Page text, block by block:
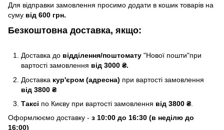
Для відправки замовлення просимо додати в кошик товарів на
суму від 600 грн.
Безкоштовна доставка, якщо:
Доставка до відділення/поштомату "Нової пошти"при
вартості замовлення від 3000 ₴.
Доставка кур'єром (адресна) при вартості замовлення
від 3800 ₴
Таксі по Києву при вартості замовлення від 3800 ₴.
Оформлюємо доставку - з 10:00 до 16:30 (в неділю до
16:00)